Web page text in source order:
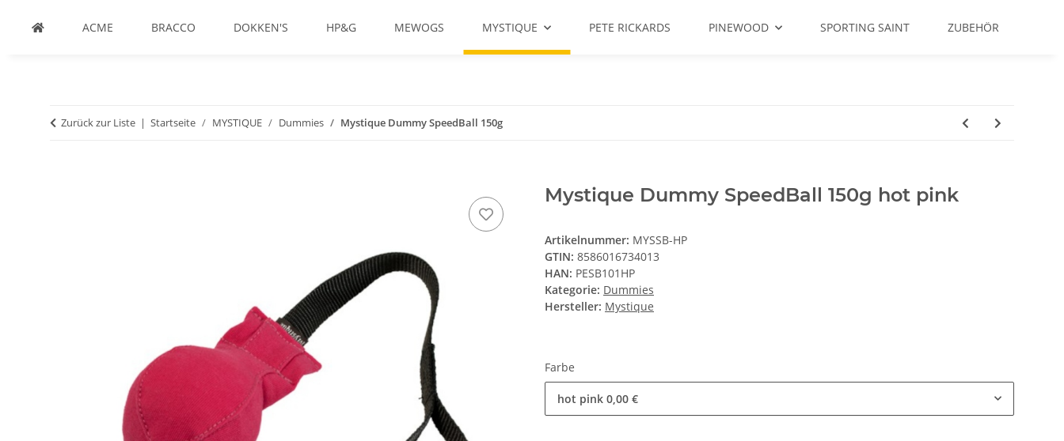
ACME BRACCO DOKKEN'S HP&G MEWOGS MYSTIQUE PETE RICKARDS PINEWOOD SPORTING SAINT ZUBEHÖR
Zurück zur Liste Startseite MYSTIQUE Dummies Mystique Dummy SpeedBall 150g
Mystique Dummy SpeedBall 150g hot pink
Artikelnummer: MYSSB-HP
GTIN: 8586016734013
HAN: PESB101HP
Kategorie: Dummies
Hersteller: Mystique
Farbe
hot pink 0,00 €